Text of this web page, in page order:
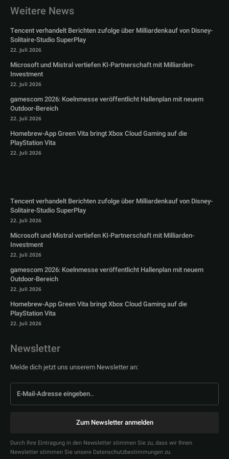
Weitere News
Tencent verhandelt Berichten zufolge über Milliardenkauf von Disney-
Solitaire-Studio SuperPlay
22. Juli 2026
Microsoft und Mistral vertiefen KI-Partnerschaft mit Milliarden-
Investment
22. Juli 2026
gamescom 2026: Koelnmesse veröffentlicht Hallenplan mit neuem
Outdoor-Bereich
22. Juli 2026
Homebrew-App Green Vita bringt Xbox Cloud Gaming auf die
PlayStation Vita
22. Juli 2026
Tencent verhandelt Berichten zufolge über Milliardenkauf von Disney-
Solitaire-Studio SuperPlay
22. Juli 2026
Microsoft und Mistral vertiefen KI-Partnerschaft mit Milliarden-
Investment
22. Juli 2026
gamescom 2026: Koelnmesse veröffentlicht Hallenplan mit neuem
Outdoor-Bereich
22. Juli 2026
Homebrew-App Green Vita bringt Xbox Cloud Gaming auf die
PlayStation Vita
22. Juli 2026
Newsletter
Melde dich jetzt uns unserem Newsletter an:
Zum Newsletter anmelden
Durch Ihre Eintragung in den Newsletter stimmen Sie zu, dass wir Ihnen
Newsletter stimmen Sie unsere Datenschutzbestimmungen zu.